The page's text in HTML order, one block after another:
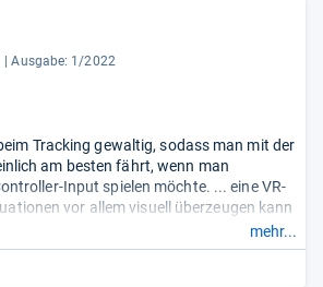
| Ausgabe: 1/2022
Tracking gewaltig, sodass man mit der
am besten fährt, wenn man
Input spielen möchte. ... eine VR-
vor allem visuell überzeugen kann
600 Euro auch noch ein ordentliches
bietet.“
mehr...